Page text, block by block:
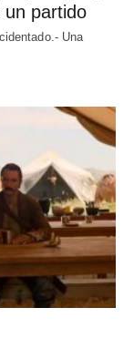
un partido
Una